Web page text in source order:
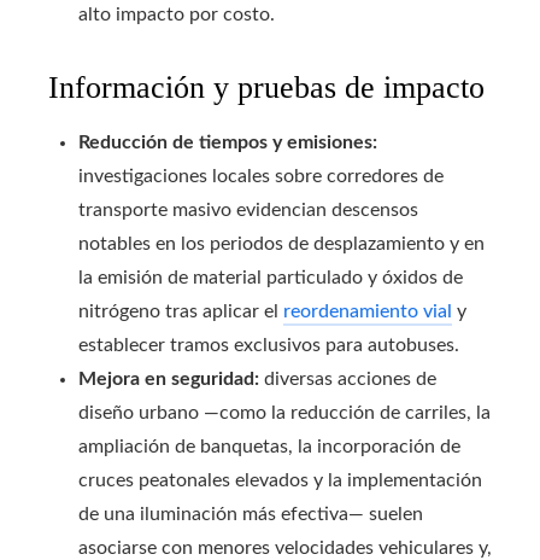
alto impacto por costo.
Información y pruebas de impacto
Reducción de tiempos y emisiones:
investigaciones locales sobre corredores de
transporte masivo evidencian descensos
notables en los periodos de desplazamiento y en
la emisión de material particulado y óxidos de
nitrógeno tras aplicar el reordenamiento vial y
establecer tramos exclusivos para autobuses.
Mejora en seguridad: diversas acciones de
diseño urbano —como la reducción de carriles, la
ampliación de banquetas, la incorporación de
cruces peatonales elevados y la implementación
de una iluminación más efectiva— suelen
asociarse con menores velocidades vehiculares y,